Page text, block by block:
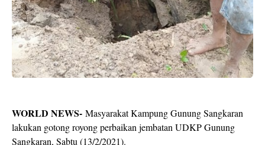
WORLD NEWS- Masyarakat Kampung Gunung Sangkaran
lakukan gotong royong perbaikan jembatan UDKP Gunung
Sangkaran, Sabtu (13/2/2021).